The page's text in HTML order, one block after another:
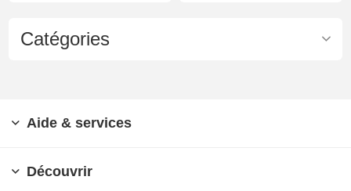
Catégories
Aide & services
Découvrir